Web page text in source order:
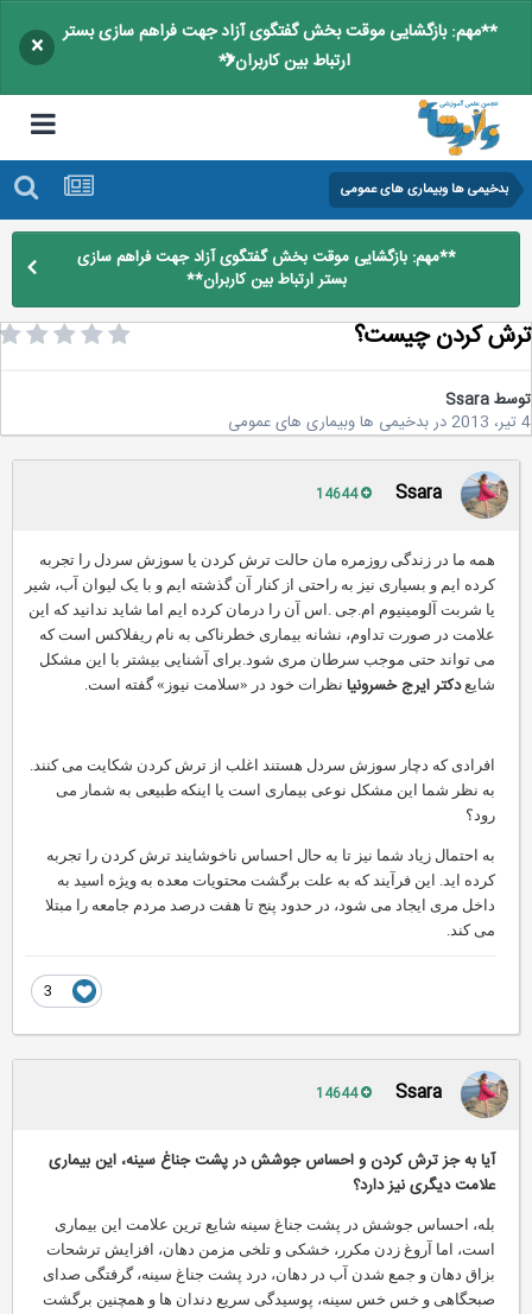
**مهم: بازگشایی موقت بخش گفتگوی آزاد جهت فراهم سازی بستر
ارتباط بین کاربران**
×
بدخیمی ها وبیماری های عمومی
**مهم: بازگشایی موقت بخش گفتگوی آزاد جهت فراهم سازی
بستر ارتباط بین کاربران**
کردن چیست؟
Ssara
دربدخیمی ها وبیماری های عمومی
Ssara
همه ما در زندگی روزمره مان حالت ترش کردن یا سوزش سردل را تجربه
کرده ایم و بسیاری نیز به راحتی از کنار آن گذشته ایم و با یک لیوان آب، شیر
یا شربت آلومینیوم ام.جی .اس آن را درمان کرده ایم اما شاید ندانید که این
علامت در صورت تداوم، نشانه بیماری خطرناکی به نام ریفلاکس است که
می تواند حتی موجب سرطان مری شود.برای آشنایی بیشتر با این مشکل
شایعدکتر ایرج خسرونیانظرات خود در «سلامت نیوز» گفته است.
افرادی که دچار سوزش سردل هستند اغلب از ترش کردن شکایت می کنند.
به نظر شما این مشکل نوعی بیماری است یا اینکه طبیعی به شمار می
رود؟
به احتمال زیاد شما نیز تا به حال احساس ناخوشایند ترش کردن را تجربه
کرده اید. این فرآیند که به علت برگشت محتویات معده به ویژه اسید به
داخل مری ایجاد می شود، در حدود پنج تا هفت درصد مردم جامعه را مبتلا
می کند.
Ssara
آیا به جز ترش کردن و احساس جوشش در پشت جناغ سینه، این بیماری
علامت دیگری نیز دارد؟
بله، احساس جوشش در پشت جناغ سینه شایع ترین علامت این بیماری
است، اما آروغ زدن مکرر، خشکی و تلخی مزمن دهان، افزایش ترشحات
بزاق دهان و جمع شدن آب در دهان، درد پشت جناغ سینه، گرفتگی صدای
صبحگاهی و خس خس سینه، پوسیدگی سریع دندان ها و همچنین برگشت